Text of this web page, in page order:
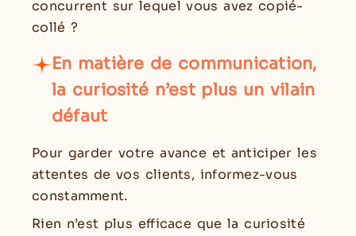
concurrent sur lequel vous avez copié-
collé ?
En matière de communication,
la curiosité n’est plus un vilain
défaut
Pour garder votre avance et anticiper les
attentes de vos clients, informez-vous
constamment.
Rien n’est plus efficace que la curiosité